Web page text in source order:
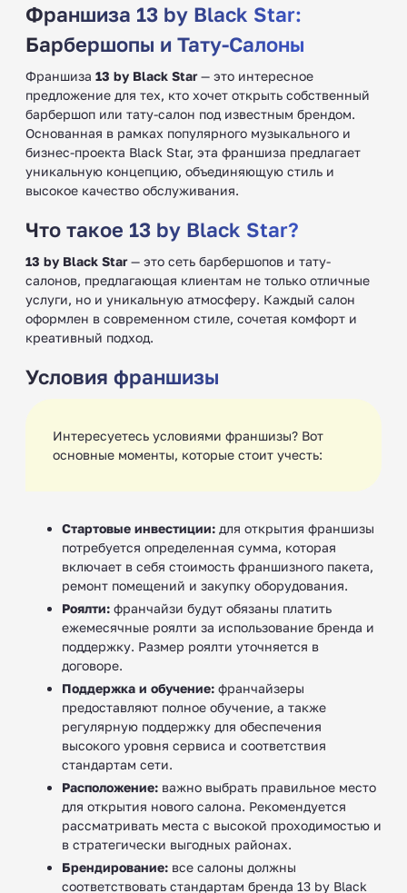
Франшиза 13 by Black Star:
Барбершопы и Тату-Салоны
Франшиза 13 by Black Star— это интересное
предложение для тех, кто хочет открыть собственный
барбершоп или тату-салон под известным брендом.
Основанная в рамках популярного музыкального и
бизнес-проекта Black Star, эта франшиза предлагает
уникальную концепцию, объединяющую стиль и
высокое качество обслуживания.
Что такое 13 by Black Star?
13 by Black Star— это сеть барбершопов и тату-
салонов, предлагающая клиентам не только отличные
услуги, но и уникальную атмосферу. Каждый салон
оформлен в современном стиле, сочетая комфорт и
креативный подход.
Условия франшизы
Интересуетесь условиями франшизы? Вот
основные моменты, которые стоит учесть:
Стартовые инвестиции: для открытия франшизы
потребуется определенная сумма, которая
включает в себя стоимость франшизного пакета,
ремонт помещений и закупку оборудования.
Роялти: франчайзи будут обязаны платить
ежемесячные роялти за использование бренда и
поддержку. Размер роялти уточняется в
договоре.
Поддержка и обучение: франчайзеры
предоставляют полное обучение, а также
регулярную поддержку для обеспечения
высокого уровня сервиса и соответствия
стандартам сети.
Расположение: важно выбрать правильное место
для открытия нового салона. Рекомендуется
рассматривать места с высокой проходимостью и
в стратегически выгодных районах.
Брендирование: все салоны должны
соответствовать стандартам бренда 13 by Black